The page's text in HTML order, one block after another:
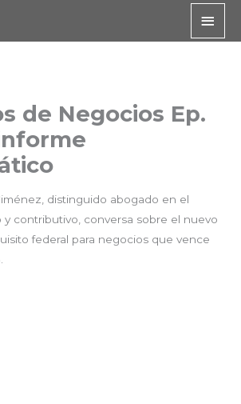
Main
de Negocios Ep.
distinguido abogado en el
y contributivo, conversa sobre el nuevo
federal para negocios que vence